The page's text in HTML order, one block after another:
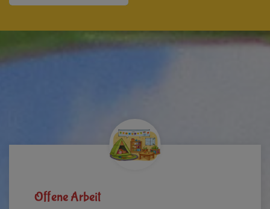
Offene Arbeit